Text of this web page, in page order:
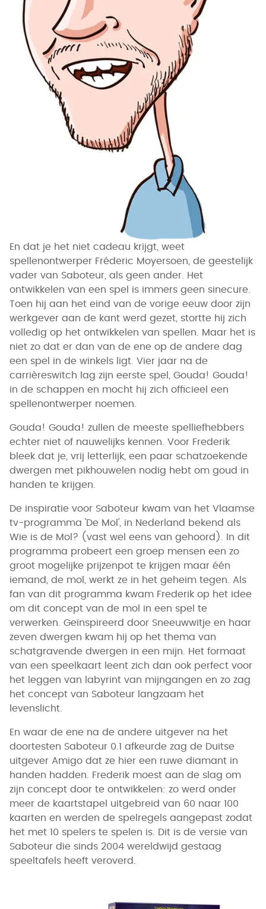
En dat je het niet cadeau krijgt, weet
spellenontwerper Fréderic Moyersoen, de geestelijk
vader van Saboteur, als geen ander. Het
ontwikkelen van een spel is immers geen sinecure.
Toen hij aan het eind van de vorige eeuw door zijn
werkgever aan de kant werd gezet, stortte hij zich
volledig op het ontwikkelen van spellen. Maar het is
niet zo dat er dan van de ene op de andere dag
een spel in de winkels ligt. Vier jaar na de
carrièreswitch lag zijn eerste spel, Gouda! Gouda!
in de schappen en mocht hij zich officieel een
spellenontwerper noemen.
Gouda! Gouda! zullen de meeste spelliefhebbers
echter niet of nauwelijks kennen. Voor Frederik
bleek dat je, vrij letterlijk, een paar schatzoekende
dwergen met pikhouwelen nodig hebt om goud in
handen te krijgen.
De inspiratie voor Saboteur kwam van het Vlaamse
tv-programma 'De Mol', in Nederland bekend als
Wie is de Mol? (vast wel eens van gehoord). In dit
programma probeert een groep mensen een zo
groot mogelijke prijzenpot te krijgen maar één
iemand, de mol, werkt ze in het geheim tegen. Als
fan van dit programma kwam Frederik op het idee
om dit concept van de mol in een spel te
verwerken. Geïnspireerd door Sneeuwwitje en haar
zeven dwergen kwam hij op het thema van
schatgravende dwergen in een mijn. Het formaat
van een speelkaart leent zich dan ook perfect voor
het leggen van labyrint van mijngangen en zo zag
het concept van Saboteur langzaam het
levenslicht.
En waar de ene na de andere uitgever na het
doortesten Saboteur 0.1 afkeurde zag de Duitse
uitgever Amigo dat ze hier een ruwe diamant in
handen hadden. Frederik moest aan de slag om
zijn concept door te ontwikkelen: zo werd onder
meer de kaartstapel uitgebreid van 60 naar 100
kaarten en werden de spelregels aangepast zodat
het met 10 spelers te spelen is. Dit is de versie van
Saboteur die sinds 2004 wereldwijd gestaag
speeltafels heeft veroverd.